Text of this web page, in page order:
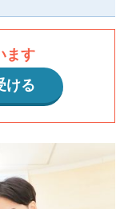
ます
ける